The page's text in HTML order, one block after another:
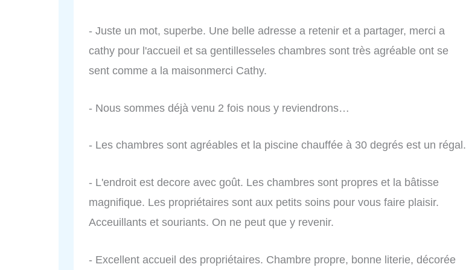
- Juste un mot, superbe. Une belle adresse a retenir et a partager, merci a
cathy pour l'accueil et sa gentillesseles chambres sont très agréable ont se
sent comme a la maisonmerci Cathy.
- Nous sommes déjà venu 2 fois nous y reviendrons…
- Les chambres sont agréables et la piscine chauffée à 30 degrés est un régal.
- L'endroit est decore avec goût. Les chambres sont propres et la bâtisse
magnifique. Les propriétaires sont aux petits soins pour vous faire plaisir.
Acceuillants et souriants. On ne peut que y revenir.
- Excellent accueil des propriétaires. Chambre propre, bonne literie, décorée